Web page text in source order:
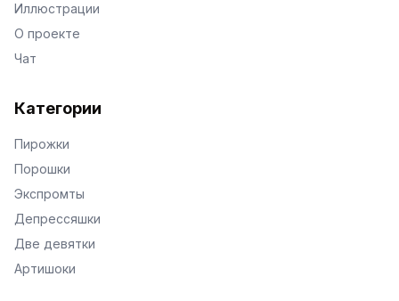
Иллюстрации
О проекте
Чат
Категории
Пирожки
Порошки
Экспромты
Депрессяшки
Две девятки
Артишоки